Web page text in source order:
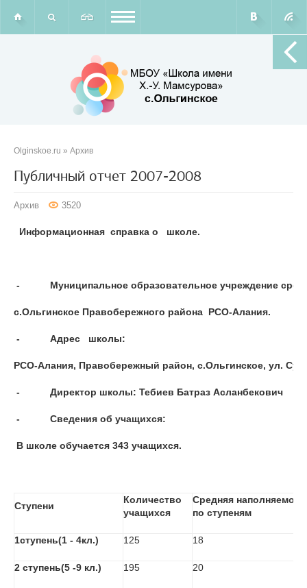
Olginskoe.ru » Архив
Публичный отчет 2007-2008
Архив 3520
Информационная  справка о   школе.
-           Муниципальное образовательное учреждение
с.Ольгинское Правобережного района  РСО-Алания.
-           Адрес   школы:
РСО-Алания, Правобережный район, с.Ольгинское, ул.
-           Директор школы: Тебиев Батраз Асланбекович
-           Сведения об учащихся:
В школе обучается 343 учащихся.
Ступени
Количество
учащихся
Средняя
по ступеням
1ступень(1 - 4кл.) 125 18
2 ступень(5 -9 кл.) 195 20